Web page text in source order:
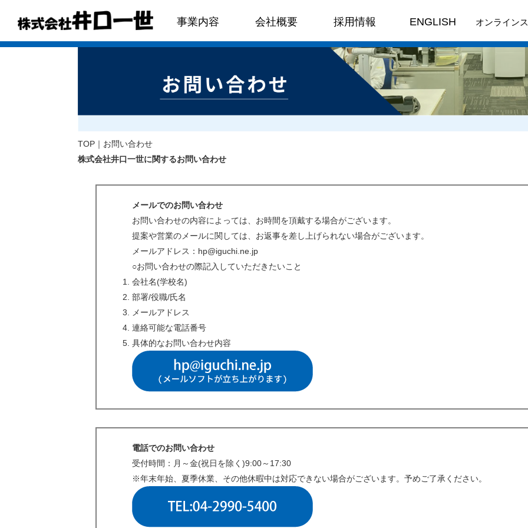
事業内容 会社概要 採用情報 ENGLISH オンライン
TOP ｜お問い合わせ
株式会社井口一世に関するお問い合わせ
メールでのお問い合わせ
お問い合わせの内容によっては、お時間を頂戴する場合がございます。
提案や営業のメールに関しては、お返事を差し上げられない場合がございます。
メールアドレス：hp@iguchi.ne.jp
○お問い合わせの際記入していただきたいこと
会社名(学校名)
部署/役職/氏名
メールアドレス
連絡可能な電話番号
具体的なお問い合わせ内容
電話でのお問い合わせ
受付時間：月～金(祝日を除く)9:00～17:30
※年末年始、夏季休業、その他休暇中は対応できない場合がございます。予めご了承ください。